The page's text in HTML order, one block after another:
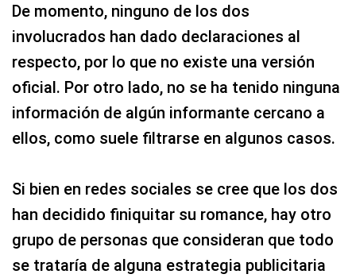
De momento, ninguno de los dos
involucrados han dado declaraciones al
respecto, por lo que no existe una versión
oficial. Por otro lado, no se ha tenido ninguna
información de algún informante cercano a
ellos, como suele filtrarse en algunos casos.
Si bien en redes sociales se cree que los dos
han decidido finiquitar su romance, hay otro
grupo de personas que consideran que todo
se trataría de alguna estrategia publicitaria